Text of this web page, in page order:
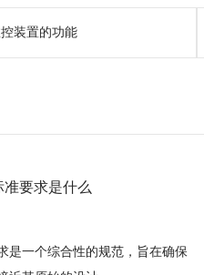
装置的功能
要求是什么
是一个综合性的规范，旨在确保